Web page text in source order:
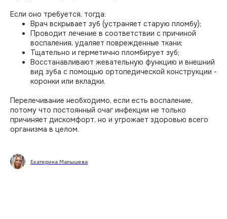
Если оно требуется, тогда:⠀
Врач вскрывает зуб (устраняет старую пломбу);⠀
Проводит лечение в соответствии с причиной
воспаления, удаляет поврежденные ткани;⠀
Тщательно и герметично пломбирует зуб;⠀
Восстанавливают жевательную функцию и внешний
вид зуба с помощью ортопедической конструкции -
коронки или вкладки.⠀
Перелечивание необходимо, если есть воспаление,
потому что постоянный очаг инфекции не только
причиняет дискомфорт, но и угрожает здоровью всего
организма в целом.
Екатерина Малышева